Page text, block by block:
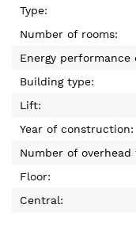
Type:
Number of rooms:
Energy
Building type:
Lift:
Year of construction:
Number of overhead
Floor:
Central: